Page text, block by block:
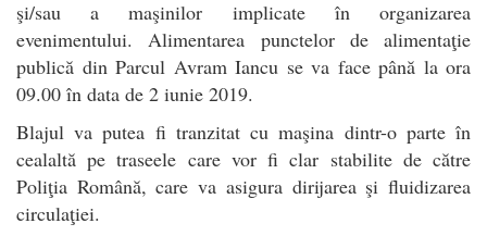
şi/sau a maşinilor implicate în organizarea
evenimentului. Alimentarea punctelor de alimentaţie
publică din Parcul Avram Iancu se va face până la ora
09.00 în data de 2 iunie 2019.
Blajul va putea fi tranzitat cu maşina dintr-o parte în
cealaltă pe traseele care vor fi clar stabilite de către
Poliţia Română, care va asigura dirijarea şi fluidizarea
circulaţiei.